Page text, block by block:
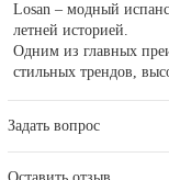
Losan – модный
летней историей.
Одним из главных
стильных трендов,
Задать вопрос